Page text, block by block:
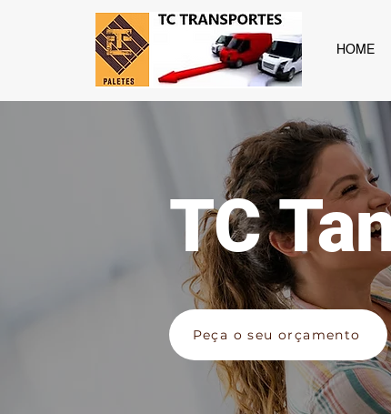
HOME
TC
Peça o seu orçamento